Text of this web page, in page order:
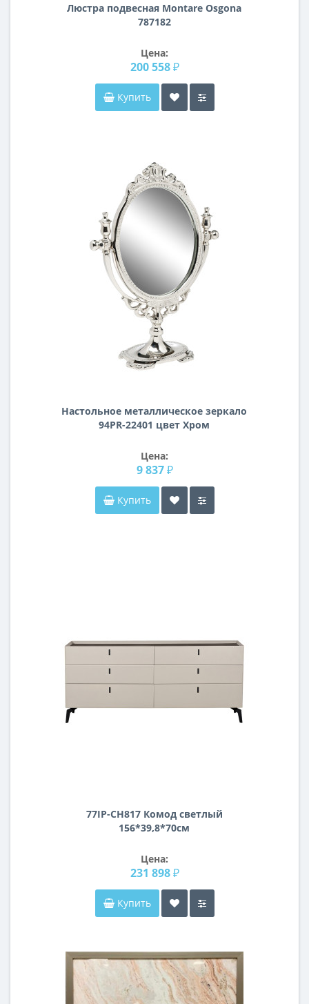
Люстра подвесная Montare Osgona
787182
Цена:
200 558 ₽
Купить
Настольное металлическое зеркало
94PR-22401 цвет Хром
Цена:
9 837 ₽
Купить
77IP-CH817 Комод светлый
156*39,8*70см
Цена:
231 898 ₽
Купить